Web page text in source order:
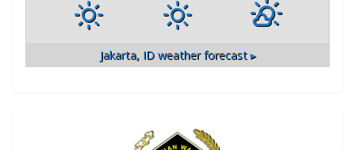
Jakarta, IDweather forecast ▸